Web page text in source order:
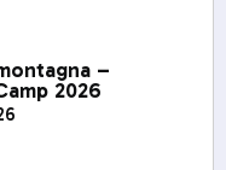
–
2026